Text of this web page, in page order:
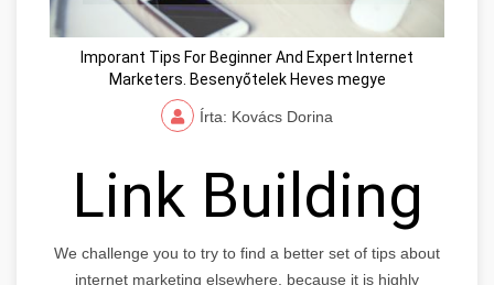
Imporant Tips For Beginner And Expert Internet
Marketers. Besenyőtelek Heves megye
Írta: Kovács Dorina
Link Building
We challenge you to try to find a better set of tips about
internet marketing elsewhere, because it is highly